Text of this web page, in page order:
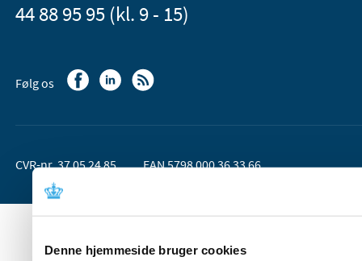
Denne hjemmeside bruger cookies
44 88 95 95 (kl. 9 - 15)
Følg os
CVR-nr. 37 05 24 85 EAN 5798 000 36 33 66